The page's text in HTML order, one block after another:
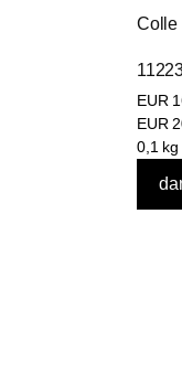
Colle
EUR
EUR
0,1